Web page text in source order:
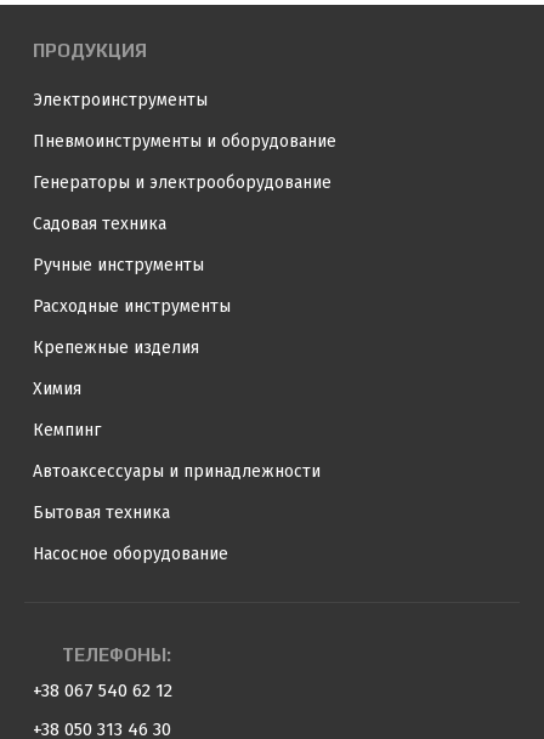
ПРОДУКЦИЯ
Электроинструменты
Пневмоинструменты и оборудование
Генераторы и электрооборудование
Садовая техника
Ручные инструменты
Расходные инструменты
Крепежные изделия
Химия
Кемпинг
Автоаксессуары и принадлежности
Бытовая техника
Насосное оборудование
ТЕЛЕФОНЫ:
+38 067 540 62 12
+38 050 313 46 30